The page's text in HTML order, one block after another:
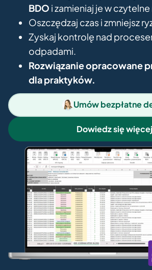
BDO i zamieniaj je w
Oszczędzaj czas i zmniejsz
Zyskaj kontrolę nad
odpadami.
Rozwiązanie opracowane
dla praktyków.
Umów bezpłatne
Dowiedz się więcej